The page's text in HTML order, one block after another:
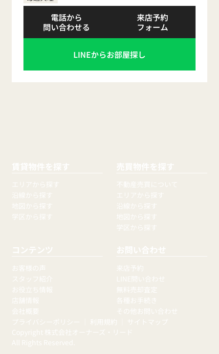
電話から
問い合わせる
来店予約
フォーム
LINEからお部屋探し
賃貸物件を探す
エリアから探す
沿線から探す
地図から探す
学区から探す
売買物件を探す
不動産売買について
エリアから探す
沿線から探す
地図から探す
学区から探す
コンテンツ
お客様の声
スタッフ紹介
お役立ち情報
店舗情報
会社概要
お問い合わせ
来店予約
LINE問い合わせ
無料売却査定
各種お手続き
その他お問い合わせ
プライバシーポリシー
利用規約
サイトマップ
Copyright 株式会社オーナーズ・リード
All Rights Reserved.